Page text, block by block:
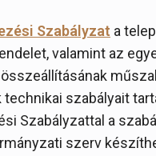
Szabályzat a
valamint az
szabályait
Szabályzattal a
szerv